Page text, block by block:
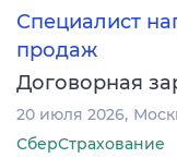
Специалист
продаж
Договорная
20 июля 2026
СберСтрахование